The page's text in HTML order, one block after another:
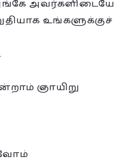
அவர்களிடையே
உங்களுக்குச்
ஞாயிறு